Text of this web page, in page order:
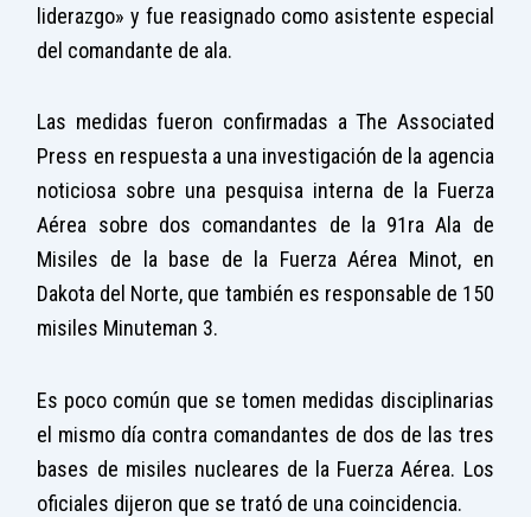
liderazgo» y fue reasignado como asistente especial
del comandante de ala.
Las medidas fueron confirmadas a The Associated
Press en respuesta a una investigación de la agencia
noticiosa sobre una pesquisa interna de la Fuerza
Aérea sobre dos comandantes de la 91ra Ala de
Misiles de la base de la Fuerza Aérea Minot, en
Dakota del Norte, que también es responsable de 150
misiles Minuteman 3.
Es poco común que se tomen medidas disciplinarias
el mismo día contra comandantes de dos de las tres
bases de misiles nucleares de la Fuerza Aérea. Los
oficiales dijeron que se trató de una coincidencia.